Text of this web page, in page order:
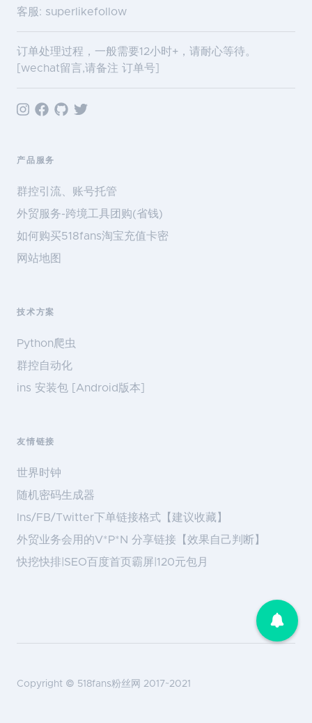
客服: superlikefollow
订单处理过程，一般需要12小时+，请耐心等待。
[wechat留言,请备注 订单号]
产品服务
群控引流、账号托管
外贸服务-跨境工具团购(省钱)
如何购买518fans淘宝充值卡密
网站地图
技术方案
Python爬虫
群控自动化
ins 安装包 [Android版本]
友情链接
世界时钟
随机密码生成器
Ins/FB/Twitter下单链接格式【建议收藏】
外贸业务会用的V*P*N 分享链接【效果自己判断】
快挖快排|SEO百度首页霸屏|120元包月
Copyright © 518fans粉丝网 2017~2021